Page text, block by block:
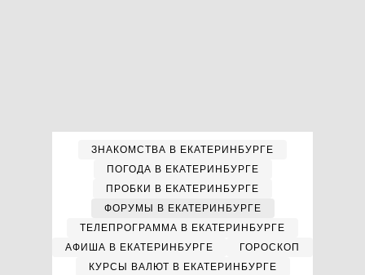
ЗНАКОМСТВА В ЕКАТЕРИНБУРГЕ
ПОГОДА В ЕКАТЕРИНБУРГЕ
ПРОБКИ В ЕКАТЕРИНБУРГЕ
ФОРУМЫ В ЕКАТЕРИНБУРГЕ
ТЕЛЕПРОГРАММА В ЕКАТЕРИНБУРГЕ
АФИША В ЕКАТЕРИНБУРГЕ
ГОРОСКОП
КУРСЫ ВАЛЮТ В ЕКАТЕРИНБУРГЕ